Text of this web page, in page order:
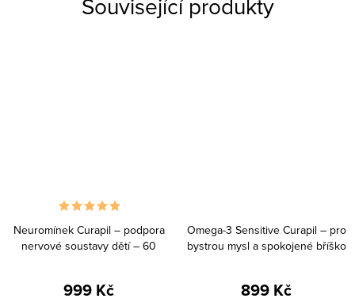
Neuromínek Curapil – podpora
nervové soustavy dětí – 60
999 Kč
Omega-3 Sensitive Curapil – pro
bystrou mysl a spokojené bříško
899 Kč